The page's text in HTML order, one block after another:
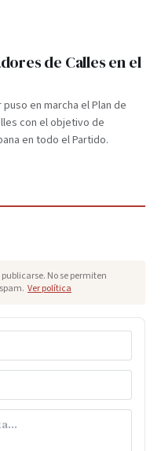
de Calles en el
en marcha el Plan de
con el objetivo de
en todo el Partido.
No se permiten
Ver política